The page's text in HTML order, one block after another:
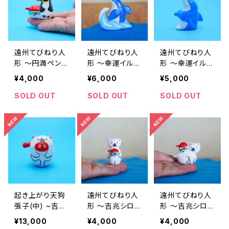
遠州てびねり人
形 〜円満ペンギ
ン〜 ｜高さ約4.
5cm
¥4,000
SOLD OUT
遠州てびねり人
形 〜幸運イル
カ〜 ｜高さ約9.
5cm
¥6,000
SOLD OUT
遠州てびねり人
形 〜幸運イル
カ〜 ｜高さ約7.
5cm
¥5,000
SOLD OUT
起き上がり天狗
張子(中) ~吉兆
シロクマ~｜高
¥13,000
遠州てびねり人
形 〜吉兆シロク
マ〜 ｜高さ約5
¥4,000
遠州てびねり人
形 〜吉兆シロク
マ〜 ｜高さ約4
¥4,000